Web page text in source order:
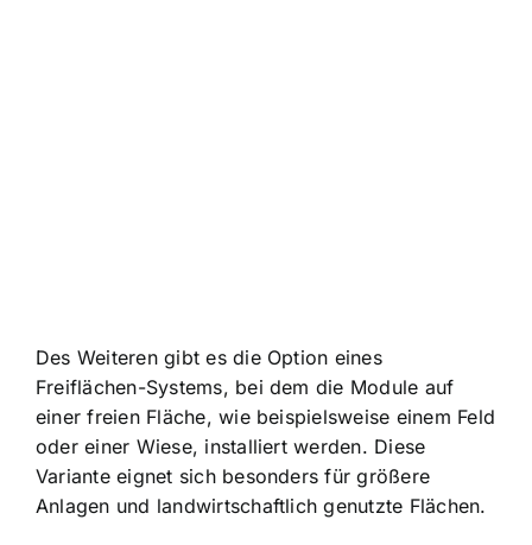
Des Weiteren gibt es die Option eines
Freiflächen-Systems, bei dem die Module auf
einer freien Fläche, wie beispielsweise einem Feld
oder einer Wiese, installiert werden. Diese
Variante eignet sich besonders für größere
Anlagen und landwirtschaftlich genutzte Flächen.